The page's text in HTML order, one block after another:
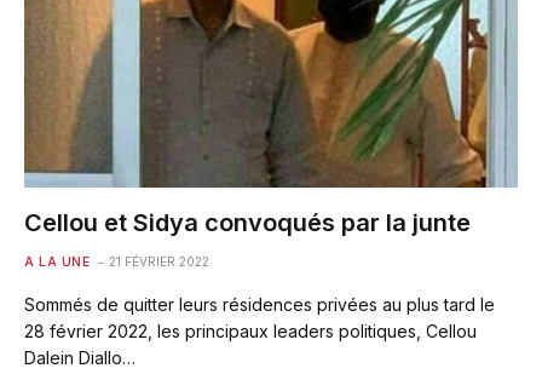
Cellou et Sidya convoqués par la junte
A LA UNE 21 FÉVRIER 2022
Sommés de quitter leurs résidences privées au plus tard le
28 février 2022, les principaux leaders politiques, Cellou
Dalein Diallo…